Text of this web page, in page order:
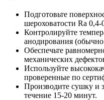
Подготовьте
шероховатости Ra
Контролируйте
анодирования
Обеспечьте
механических
Используйте
проверенные по
Производите сушку и
течение 15-20 минут.